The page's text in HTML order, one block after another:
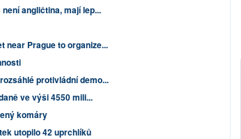
angličtina, mají lep...
near Prague to organize...
protivládní demo...
ve výši 4550 mili...
komáry
utopilo 42 uprchlíků